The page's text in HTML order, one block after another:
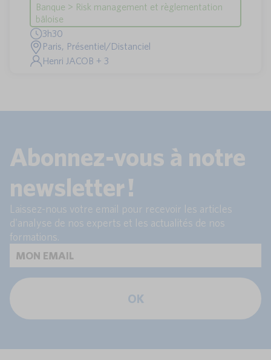
Banque > Risk management et règlementation
bâloise
3h30
Paris, Présentiel/Distanciel
Henri JACOB + 3
Abonnez-vous à notre
newsletter !
Laissez-nous votre email pour recevoir les articles
d'analyse de nos experts et les actualités de nos
formations.
OK